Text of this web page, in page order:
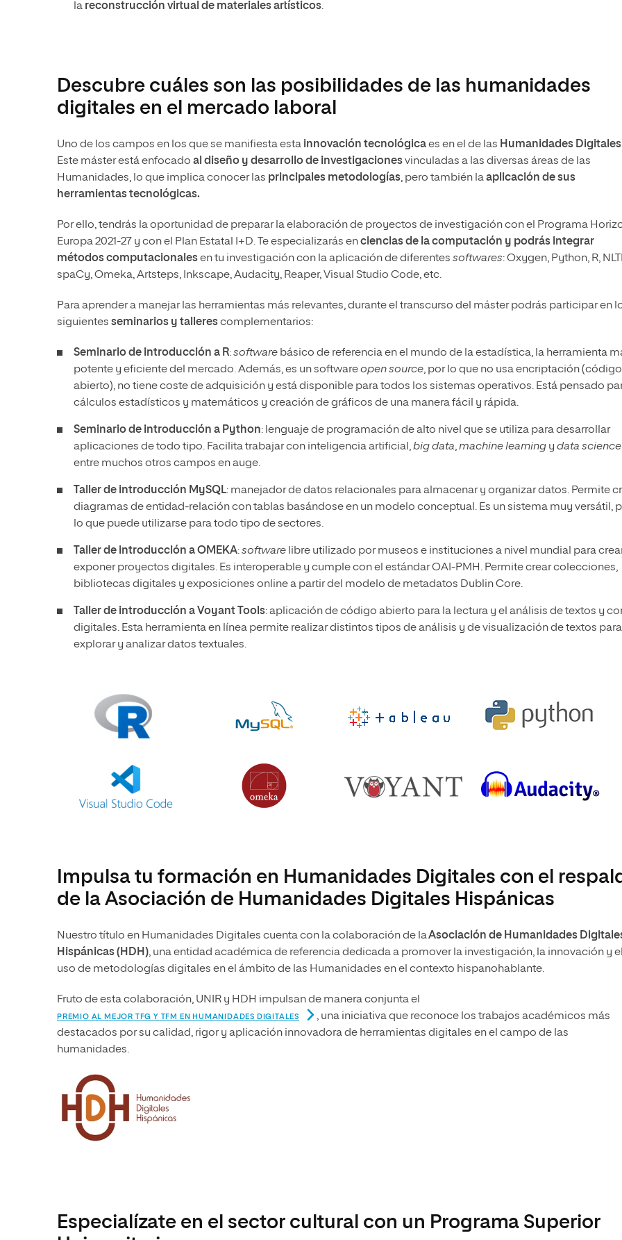
la reconstrucción virtual de materiales artísticos.
Descubre cuáles son las posibilidades de las humanidades
digitales en el mercado laboral
Uno de los campos en los que se manifiesta esta innovación tecnológicaes en el de las Humanidades Digitales
Este máster está enfocado al diseño y desarrollo de investigacionesvinculadas a las diversas áreas de las
Humanidades, lo que implica conocer las principales metodologías, pero también laaplicación de sus
herramientas tecnológicas.
Por ello, tendrás la oportunidad de preparar la elaboración de proyectos de investigación con el Programa
Europa 2021-27 y con el Plan Estatal I+D. Te especializarás enciencias de la computación y podrás integrar
métodos computacionalesen tu investigación con la aplicación de diferentes softwares: Oxygen, Python, R,
spaCy, Omeka, Artsteps, Inkscape, Audacity, Reaper, Visual Studio Code, etc.
Para aprender a manejar las herramientas más relevantes, durante el transcurso del máster podrás participar en
siguientes seminarios y tallerescomplementarios:
Seminario de introducción a R:software básico de referencia en el mundo de la estadística, la herramienta
potente y eficiente del mercado. Además, es un softwareopen source, por lo que no usa encriptación (código
abierto), no tiene coste de adquisición y está disponible para todos los sistemas operativos. Está pensado
cálculos estadísticos y matemáticos y creación de gráficos de una manera fácil y rápida.
Seminario de introducción a Python: lenguaje de programación de alto nivel que se utiliza para desarrollar
aplicaciones de todo tipo. Facilita trabajar con inteligencia artificial,big data,machine learning y data science
entre muchos otros campos en auge.
Taller de introducción MySQL: manejador de datos relacionales para almacenar y organizar datos. Permite
diagramas de entidad-relación con tablas basándose en un modelo conceptual. Es un sistema muy versátil,
lo que puede utilizarse para todo tipo de sectores.
Taller de introducción a OMEKA:software libre utilizado por museos e instituciones a nivel mundial para
exponer proyectos digitales. Es interoperable y cumple con el estándar OAI-PMH. Permite crear colecciones,
bibliotecas digitales y exposiciones online a partir del modelo de metadatos Dublin Core.
Taller de introducción a Voyant Tools: aplicación de código abierto para la lectura y el análisis de textos y
digitales. Esta herramienta en línea permite realizar distintos tipos de análisis y de visualización de textos para
explorar y analizar datos textuales.
Impulsa tu formación en Humanidades Digitales con el
de la Asociación de Humanidades Digitales Hispánicas
Nuestro título en Humanidades Digitales cuenta con la colaboración de laAsociación de Humanidades
Hispánicas (HDH), una entidad académica de referencia dedicada a promover la investigación, la innovación y
uso de metodologías digitales en el ámbito de las Humanidades en el contexto hispanohablante.
Fruto de esta colaboración, UNIR y HDH impulsan de manera conjunta el
PREMIO AL MEJOR TFG Y TFM EN HUMANIDADES DIGITALES
, una iniciativa que reconoce los trabajos académicos más
destacados por su calidad, rigor y aplicación innovadora de herramientas digitales en el campo de las
humanidades.
Especialízate en el sector cultural con un Programa Superior